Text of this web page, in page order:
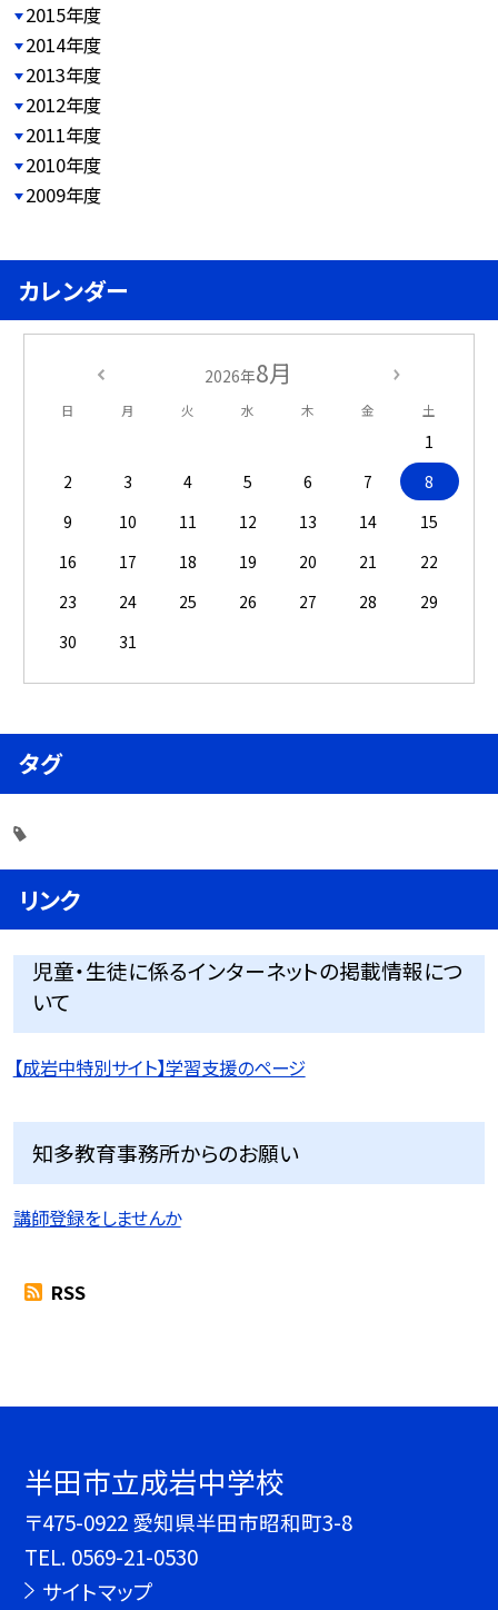
2015年度
2014年度
2013年度
2012年度
2011年度
2010年度
2009年度
カレンダー
2026年8月
日 月 火 水 木 金 土
1
2
3 4 5 6 7
8
9
10 11 12 13 14
15
16
17 18 19 20 21
22
23
24 25 26 27 28
29
30
31
タグ
リンク
児童・生徒に係るインターネットの掲載情報につ
いて
【成岩中特別サイト】学習支援のページ
知多教育事務所からのお願い
講師登録をしませんか
RSS
半田市立成岩中学校
〒475-0922 愛知県半田市昭和町3-8
TEL. 0569-21-0530
サイトマップ